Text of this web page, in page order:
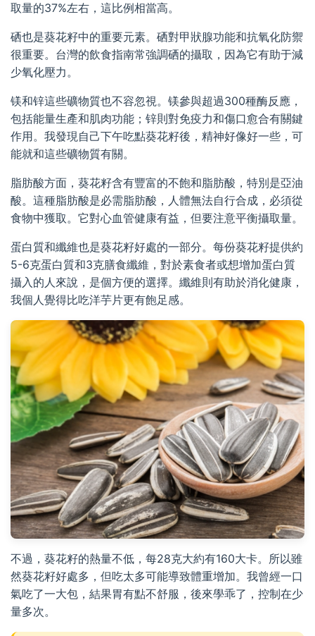
取量的37%左右，這比例相當高。
硒也是葵花籽中的重要元素。硒對甲狀腺功能和抗氧化防禦
很重要。台灣的飲食指南常強調硒的攝取，因為它有助于減
少氧化壓力。
镁和锌這些礦物質也不容忽視。镁參與超過300種酶反應，
包括能量生產和肌肉功能；锌則對免疫力和傷口愈合有關鍵
作用。我發現自己下午吃點葵花籽後，精神好像好一些，可
能就和這些礦物質有關。
脂肪酸方面，葵花籽含有豐富的不飽和脂肪酸，特別是亞油
酸。這種脂肪酸是必需脂肪酸，人體無法自行合成，必須從
食物中獲取。它對心血管健康有益，但要注意平衡攝取量。
蛋白質和纖維也是葵花籽好處的一部分。每份葵花籽提供約
5-6克蛋白質和3克膳食纖維，對於素食者或想增加蛋白質
攝入的人來說，是個方便的選擇。纖維則有助於消化健康，
我個人覺得比吃洋芋片更有飽足感。
不過，葵花籽的熱量不低，每28克大約有160大卡。所以雖
然葵花籽好處多，但吃太多可能導致體重增加。我曾經一口
氣吃了一大包，結果胃有點不舒服，後來學乖了，控制在少
量多次。